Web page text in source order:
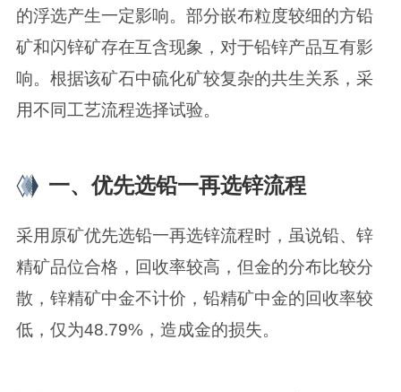
的浮选产生一定影响。部分嵌布粒度较细的方铅
矿和闪锌矿存在互含现象，对于铅锌产品互有影
响。根据该矿石中硫化矿较复杂的共生关系，采
用不同工艺流程选择试验。
一、优先选铅一再选锌流程
采用原矿优先选铅一再选锌流程时，虽说铅、锌
精矿品位合格，回收率较高，但金的分布比较分
散，锌精矿中金不计价，铅精矿中金的回收率较
低，仅为48.79%，造成金的损失。